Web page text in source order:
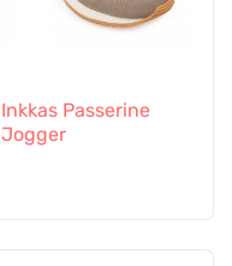
Inkkas Passerine
Jogger